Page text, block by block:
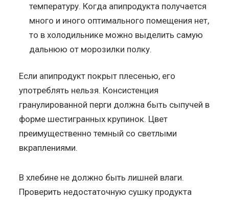
температуру. Когда апипродукта получается
много и иного оптимального помещения нет,
то в холодильнике можно выделить самую
дальнюю от морозилки полку.
Если апипродукт покрыт плесенью, его
употреблять нельзя. Консистенция
гранулированной перги должна быть сыпучей в
форме шестигранных крупинок. Цвет
преимущественно темный со светлыми
вкраплениями.
В хлебине не должно быть лишней влаги.
Проверить недостаточную сушку продукта